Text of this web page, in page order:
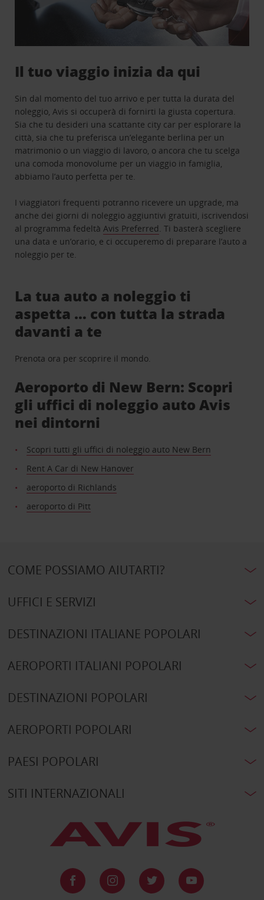
Il tuo viaggio inizia da qui
Sin dal momento del tuo arrivo e per tutta la durata del
noleggio, Avis si occuperà di fornirti la giusta copertura.
Sia che tu desideri una scattante city car per esplorare la
città, sia che tu preferisca un’elegante berlina per un
matrimonio o un viaggio di lavoro, o ancora che tu scelga
una comoda monovolume per un viaggio in famiglia,
abbiamo l’auto perfetta per te.
I viaggiatori frequenti potranno ricevere un upgrade, ma
anche dei giorni di noleggio aggiuntivi gratuiti, iscrivendosi
al programma fedeltàAvis Preferred. Ti basterà scegliere
una data e un’orario, e ci occuperemo di preparare l’auto a
noleggio per te.
La tua auto a noleggio ti
aspetta … con tutta la strada
davanti a te
Prenota ora per scoprire il mondo.
Aeroporto di New Bern: Scopri
gli uffici di noleggio auto Avis
nei dintorni
Scopri tutti gli uffici di noleggio auto New Bern
Rent A Car di New Hanover
aeroporto di Richlands
aeroporto di Pitt
COME POSSIAMO AIUTARTI?
UFFICI E SERVIZI
DESTINAZIONI ITALIANE POPOLARI
AEROPORTI ITALIANI POPOLARI
DESTINAZIONI POPOLARI
AEROPORTI POPOLARI
PAESI POPOLARI
SITI INTERNAZIONALI